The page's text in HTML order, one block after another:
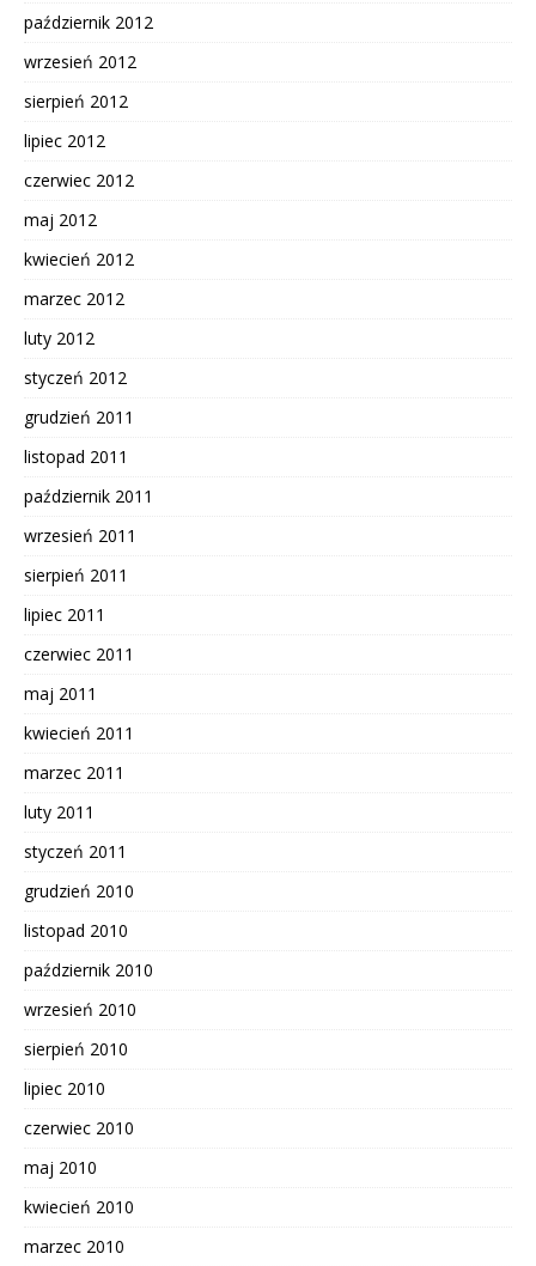
październik 2012
wrzesień 2012
sierpień 2012
lipiec 2012
czerwiec 2012
maj 2012
kwiecień 2012
marzec 2012
luty 2012
styczeń 2012
grudzień 2011
listopad 2011
październik 2011
wrzesień 2011
sierpień 2011
lipiec 2011
czerwiec 2011
maj 2011
kwiecień 2011
marzec 2011
luty 2011
styczeń 2011
grudzień 2010
listopad 2010
październik 2010
wrzesień 2010
sierpień 2010
lipiec 2010
czerwiec 2010
maj 2010
kwiecień 2010
marzec 2010